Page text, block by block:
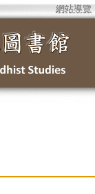
網站導覽